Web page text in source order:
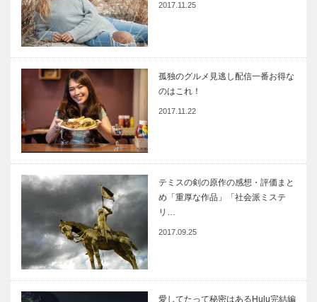
2017.11.25
孤独のグルメ見逃し配信一番お得な
のはこれ！
2017.11.22
テミスの剣の原作の感想・評価まと
め「重厚な作品」「社会派ミステ
リ…
2017.09.25
愛してたって秘密はあるHulu完結編